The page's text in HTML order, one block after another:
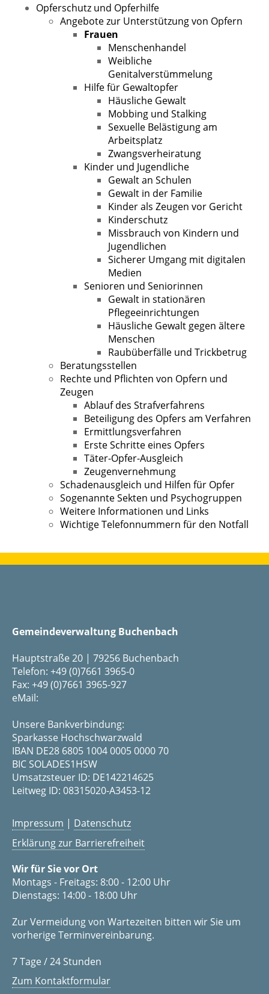
Opferschutz und Opferhilfe
Angebote zur Unterstützung von Opfern
Frauen
Menschenhandel
Weibliche
Genitalverstümmelung
Hilfe für Gewaltopfer
Häusliche Gewalt
Mobbing und Stalking
Sexuelle Belästigung am
Arbeitsplatz
Zwangsverheiratung
Kinder und Jugendliche
Gewalt an Schulen
Gewalt in der Familie
Kinder als Zeugen vor Gericht
Kinderschutz
Missbrauch von Kindern und
Jugendlichen
Sicherer Umgang mit digitalen
Medien
Senioren und Seniorinnen
Gewalt in stationären
Pflegeeinrichtungen
Häusliche Gewalt gegen ältere
Menschen
Raubüberfälle und Trickbetrug
Beratungsstellen
Rechte und Pflichten von Opfern und
Zeugen
Ablauf des Strafverfahrens
Beteiligung des Opfers am Verfahren
Ermittlungsverfahren
Erste Schritte eines Opfers
Täter-Opfer-Ausgleich
Zeugenvernehmung
Schadenausgleich und Hilfen für Opfer
Sogenannte Sekten und Psychogruppen
Weitere Informationen und Links
Wichtige Telefonnummern für den Notfall
Gemeindeverwaltung Buchenbach
Hauptstraße 20 | 79256 Buchenbach
Telefon: +49 (0)7661 3965-0
Fax: +49 (0)7661 3965-927
eMail:
Unsere Bankverbindung:
Sparkasse Hochschwarzwald
IBAN DE28 6805 1004 0005 0000 70
BIC SOLADES1HSW
Umsatzsteuer ID: DE142214625
Leitweg ID: 08315020-A3453-12
Impressum | Datenschutz
Erklärung zur Barrierefreiheit
Wir für Sie vor Ort
Montags - Freitags: 8:00 - 12:00 Uhr
Dienstags: 14:00 - 18:00 Uhr
Zur Vermeidung von Wartezeiten bitten wir Sie um
vorherige Terminvereinbarung.
7 Tage / 24 Stunden
Zum Kontaktformular